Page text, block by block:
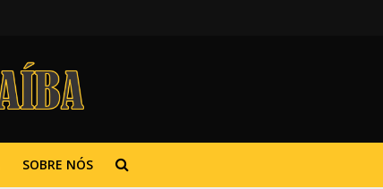
SOBRE NÓS